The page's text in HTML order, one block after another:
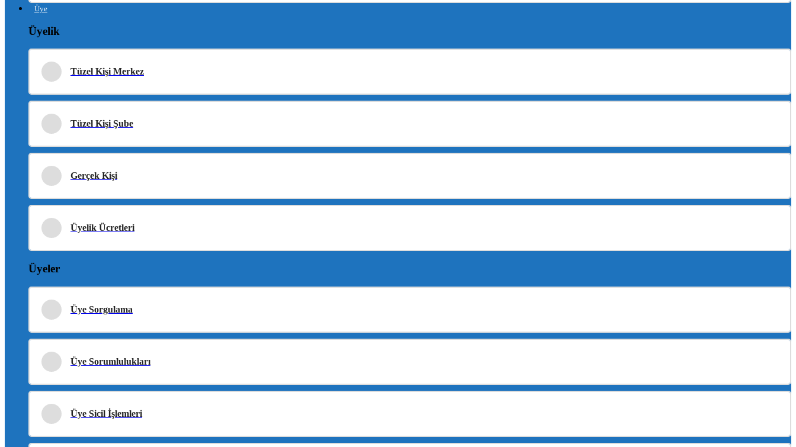
Üye
Üyelik
Tüzel Kişi Merkez
Tüzel Kişi Şube
Gerçek Kişi
Üyelik Ücretleri
Üyeler
Üye Sorgulama
Üye Sorumlulukları
Üye Sicil İşlemleri